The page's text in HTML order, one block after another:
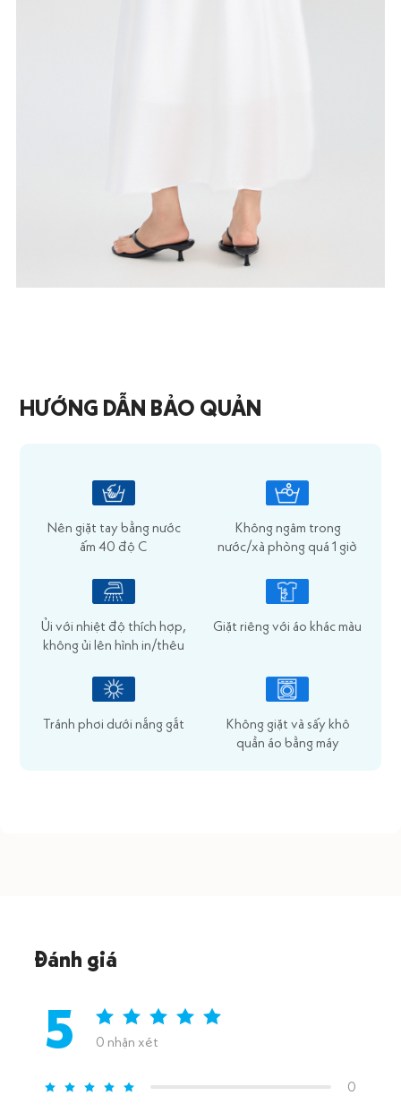
HƯỚNG DẪN BẢO QUẢN
Nên giặt tay bằng nước
ấm 40 độ C
Không ngâm trong
nước/xà phòng quá 1 giờ
Ủi với nhiệt độ thích hợp,
không ủi lên hình in/thêu
Giặt riêng với áo khác màu
Tránh phơi dưới nắng gắt
Không giặt và sấy khô
quần áo bằng máy
Đánh giá
5 0 nhận xét
0